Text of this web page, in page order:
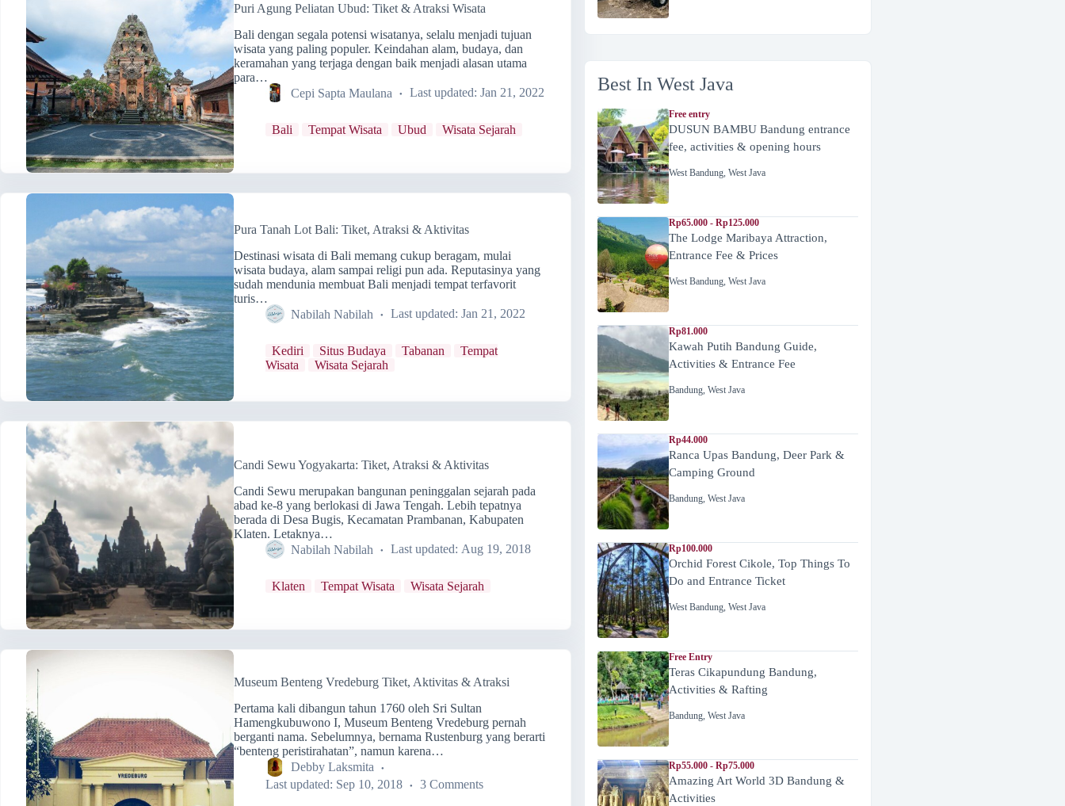
Puri Agung Peliatan Ubud: Tiket & Atraksi Wisata
Bali dengan segala potensi wisatanya, selalu menjadi tujuan
wisata yang paling populer. Keindahan alam, budaya, dan
keramahan yang terjaga dengan baik menjadi alasan utama
para…
Cepi Sapta Maulana
Last updated: Jan 21, 2022
Bali Tempat Wisata Ubud Wisata Sejarah
Pura Tanah Lot Bali: Tiket, Atraksi & Aktivitas
Destinasi wisata di Bali memang cukup beragam, mulai
wisata budaya, alam sampai religi pun ada. Reputasinya yang
sudah mendunia membuat Bali menjadi tempat terfavorit
turis…
Nabilah Nabilah
Last updated: Jan 21, 2022
Kediri Situs Budaya Tabanan
Tempat
Wisata
Wisata Sejarah
Candi Sewu Yogyakarta: Tiket, Atraksi & Aktivitas
Candi Sewu merupakan bangunan peninggalan sejarah pada
abad ke-8 yang berlokasi di Jawa Tengah. Lebih tepatnya
berada di Desa Bugis, Kecamatan Prambanan, Kabupaten
Klaten. Letaknya…
Nabilah Nabilah
Last updated: Aug 19, 2018
Klaten Tempat Wisata Wisata Sejarah
Museum Benteng Vredeburg Tiket, Aktivitas & Atraksi
Pertama kali dibangun tahun 1760 oleh Sri Sultan
Hamengkubuwono I, Museum Benteng Vredeburg pernah
berganti nama. Sebelumnya, bernama Rustenburg yang berarti
“benteng peristirahatan”, namun karena…
Debby Laksmita
Last updated: Sep 10, 2018 3 Comments
Best In West Java
Free entry
DUSUN BAMBU Bandung entrance
fee, activities & opening hours
West Bandung, West Java
Rp65.000 - Rp125.000
The Lodge Maribaya Attraction,
Entrance Fee & Prices
West Bandung, West Java
Rp81.000
Kawah Putih Bandung Guide,
Activities & Entrance Fee
Bandung, West Java
Rp44.000
Ranca Upas Bandung, Deer Park &
Camping Ground
Bandung, West Java
Rp100.000
Orchid Forest Cikole, Top Things To
Do and Entrance Ticket
West Bandung, West Java
Free Entry
Teras Cikapundung Bandung,
Activities & Rafting
Bandung, West Java
Rp55.000 - Rp75.000
Amazing Art World 3D Bandung &
Activities